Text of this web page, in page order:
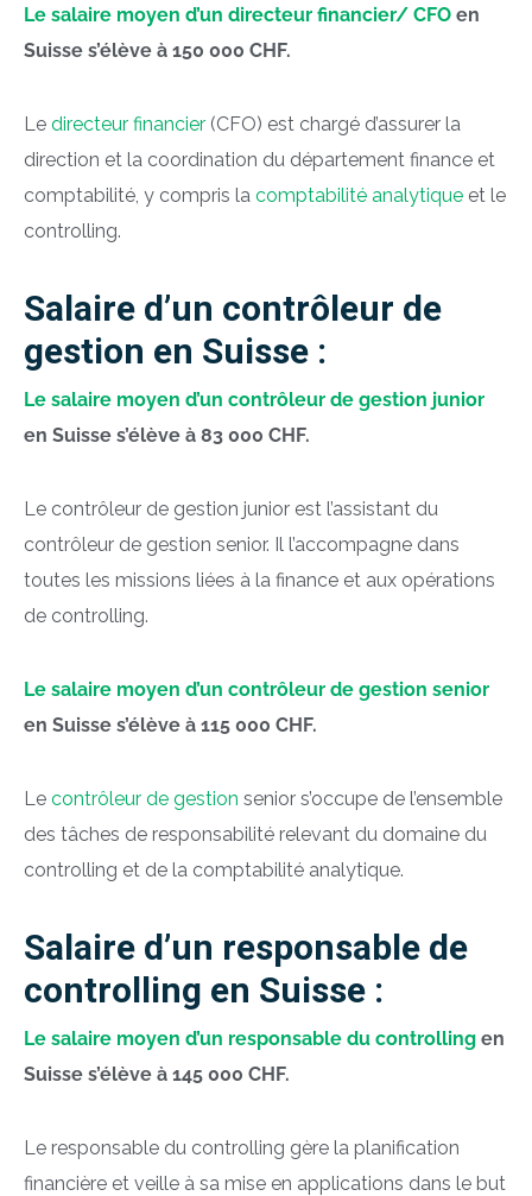
Le salaire moyen d’un directeur financier/ CFO en
Suisse s’élève à 150 000 CHF.
Le directeur financier (CFO) est chargé d’assurer la
direction et la coordination du département finance et
comptabilité, y compris la comptabilité analytique et le
controlling.
Salaire d’un contrôleur de
gestion en Suisse :
Le salaire moyen d’un contrôleur de gestion junior
en Suisse s’élève à 83 000 CHF.
Le contrôleur de gestion junior est l’assistant du
contrôleur de gestion senior. Il l’accompagne dans
toutes les missions liées à la finance et aux opérations
de controlling.
Le salaire moyen d’un contrôleur de gestion senior
en Suisse s’élève à 115 000 CHF.
Le contrôleur de gestion senior s’occupe de l’ensemble
des tâches de responsabilité relevant du domaine du
controlling et de la comptabilité analytique.
Salaire d’un responsable de
controlling en Suisse :
Le salaire moyen d’un responsable du controlling en
Suisse s’élève à 145 000 CHF.
Le responsable du controlling gère la planification
financière et veille à sa mise en applications dans le but